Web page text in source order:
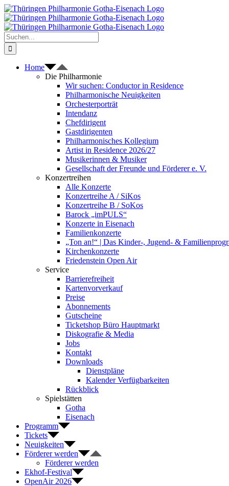
Zum
Inhalt
springen
Suche
nach:
Home
Die Philharmonie
Wir suchen: Conductor in Residence
Philharmonische Neuigkeiten
Orchesterporträt
Intendanz
Chefdirigent
Gastdirigenten
Philharmonisches Kollegium
Artist in Residence 2026/27
Musikerinnen & Musiker
Gesellschaft der Freunde und Förderer e. V.
Konzertreihen
Alle Konzerte
Konzertreihe A / SiKos
Konzertreihe B / SoKos
Barock „imPULS“
Konzerte in Eisenach
Familienkonzerte
„Ton an!“ | Das Kinder-, Jugend- &
Kirchenkonzerte
Friedenstein Open Air
Service
Barrierefreiheit
Kartenvorverkauf
Preise
Abonnements
Gutscheine
Ticketshop Büro Hauptmarkt
Diskografie & Media
Jobs
Kontakt
Downloads
Dienstpläne
Kalender Verfügbarkeiten
Rückblick
Spielstätten
Gotha
Eisenach
Programm
Tickets
Neuigkeiten
Förderer werden
Förderer werden
Ekhof-Festival
OpenAir 2026